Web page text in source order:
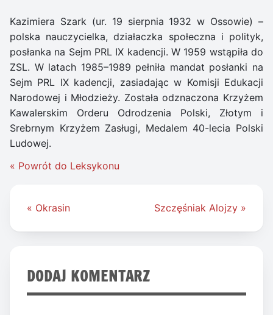
Kazimiera Szark (ur. 19 sierpnia 1932 w Ossowie) –
polska nauczycielka, działaczka społeczna i polityk,
posłanka na Sejm PRL IX kadencji. W 1959 wstąpiła do
ZSL. W latach 1985–1989 pełniła mandat posłanki na
Sejm PRL IX kadencji, zasiadając w Komisji Edukacji
Narodowej i Młodzieży. Została odznaczona Krzyżem
Kawalerskim Orderu Odrodzenia Polski, Złotym i
Srebrnym Krzyżem Zasługi, Medalem 40-lecia Polski
Ludowej.
« Powrót do Leksykonu
Nawigacja
« Okrasin Szczęśniak Alojzy »
DODAJ KOMENTARZ